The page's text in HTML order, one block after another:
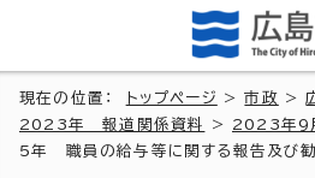
現在の位置： トップページ >市政 >
2023年 報道関係資料
> 2023年9
5年 職員の給与等に関する報告及び